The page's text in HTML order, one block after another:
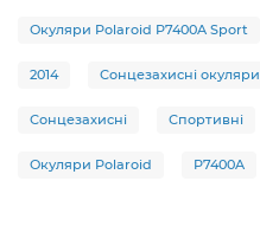
Окуляри Polaroid P7400A Sport
2014 Сонцезахисні окуляри
Сонцезахисні Спортивні
Окуляри Polaroid P7400A